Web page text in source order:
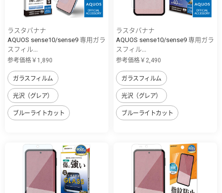
ラスタバナナ
AQUOS sense10/sense9 専用ガラ
スフィル...
参考価格￥1,890
ガラスフィルム
光沢（グレア）
ブルーライトカット
ラスタバナナ
AQUOS sense10/sense9 専用ガラ
スフィル...
参考価格￥2,490
ガラスフィルム
光沢（グレア）
ブルーライトカット